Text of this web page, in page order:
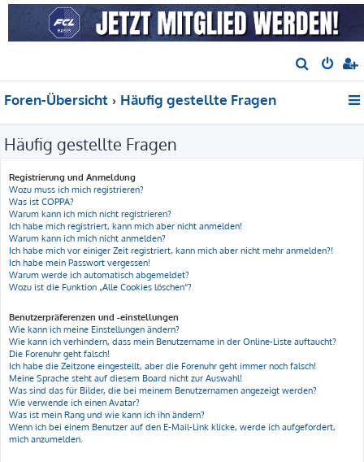
u
h
Foren-Übersicht Häufig gestellte Fragen
Häufig gestellte Fragen
Registrierung und Anmeldung
Wozu muss ich mich registrieren?
Was ist COPPA?
Warum kann ich mich nicht registrieren?
Ich habe mich registriert, kann mich aber nicht anmelden!
Warum kann ich mich nicht anmelden?
Ich habe mich vor einiger Zeit registriert, kann mich aber nicht mehr anmelden?!
Ich habe mein Passwort vergessen!
Warum werde ich automatisch abgemeldet?
Wozu ist die Funktion „Alle Cookies löschen“?
Benutzerpräferenzen und -einstellungen
Wie kann ich meine Einstellungen ändern?
Wie kann ich verhindern, dass mein Benutzername in der Online-Liste auftaucht?
Die Forenuhr geht falsch!
Ich habe die Zeitzone eingestellt, aber die Forenuhr geht immer noch falsch!
Meine Sprache steht auf diesem Board nicht zur Auswahl!
Was sind das für Bilder, die bei meinem Benutzernamen angezeigt werden?
Wie verwende ich einen Avatar?
Was ist mein Rang und wie kann ich ihn ändern?
Wenn ich bei einem Benutzer auf den E-Mail-Link klicke, werde ich aufgefordert,
mich anzumelden.